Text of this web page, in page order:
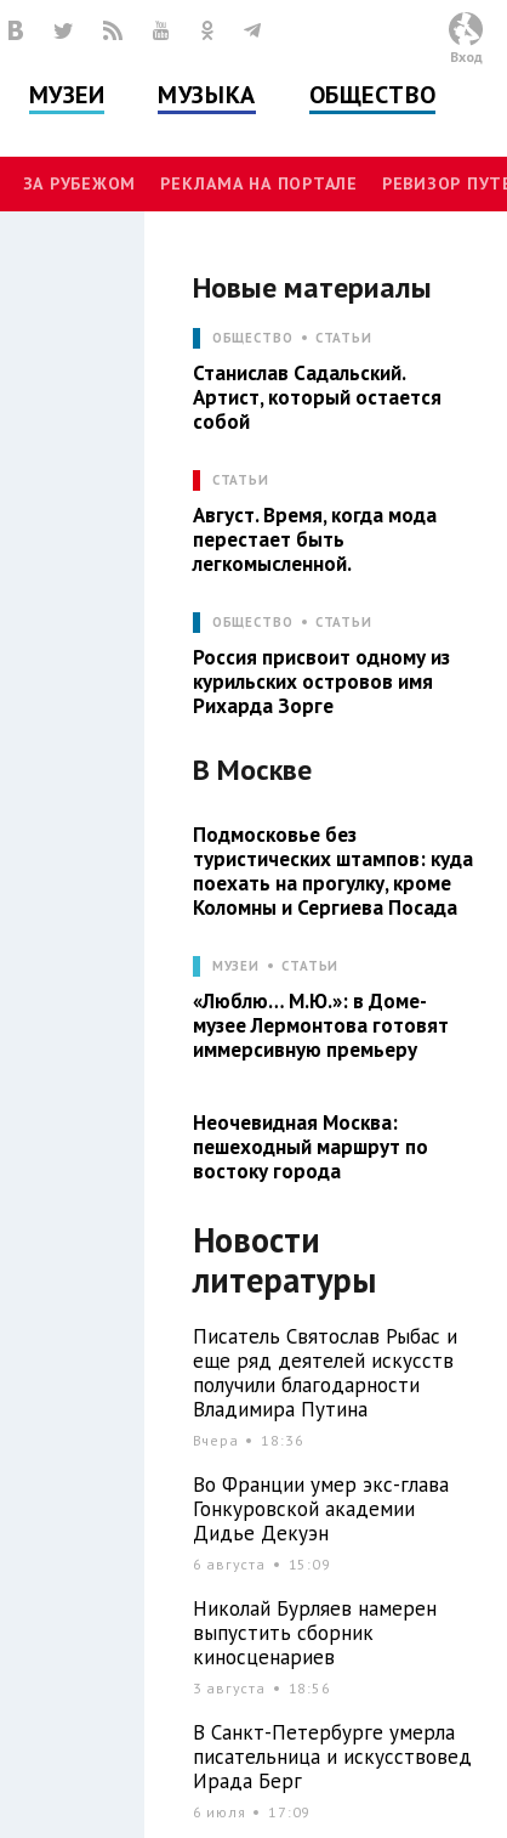
МУЗЕИ МУЗЫКА ОБЩЕСТВО
Вход
ЗА РУБЕЖОМ РЕКЛАМА НА ПОРТАЛЕ РЕВИЗОР
Новые материалы
ОБЩЕСТВО СТАТЬИ
Станислав Садальский.
Артист, который остается
собой
СТАТЬИ
Август. Время, когда мода
перестает быть
легкомысленной.
ОБЩЕСТВО СТАТЬИ
Россия присвоит одному из
курильских островов имя
Рихарда Зорге
В Москве
Подмосковье без
туристических штампов: куда
поехать на прогулку, кроме
Коломны и Сергиева Посада
МУЗЕИ СТАТЬИ
«Люблю… М.Ю.»: в Доме-
музее Лермонтова готовят
иммерсивную премьеру
Неочевидная Москва:
пешеходный маршрут по
востоку города
Новости
литературы
Писатель Святослав Рыбас и
еще ряд деятелей искусств
получили благодарности
Владимира Путина
Вчера 18:36
Во Франции умер экс-глава
Гонкуровской академии
Дидье Декуэн
6 августа 15:09
Николай Бурляев намерен
выпустить сборник
киносценариев
3 августа 18:56
В Санкт-Петербурге умерла
писательница и искусствовед
Ирада Берг
6 июля 17:09